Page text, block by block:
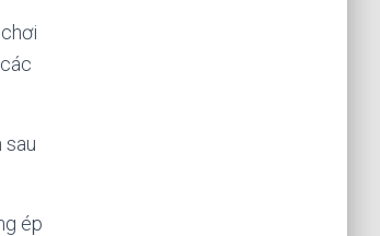
sau
ép